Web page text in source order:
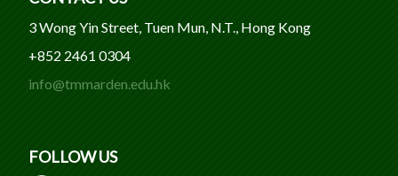
3 Wong Yin Street, Tuen Mun, N.T., Hong Kong
+852 2461 0304
info@tmmarden.edu.hk
FOLLOW US